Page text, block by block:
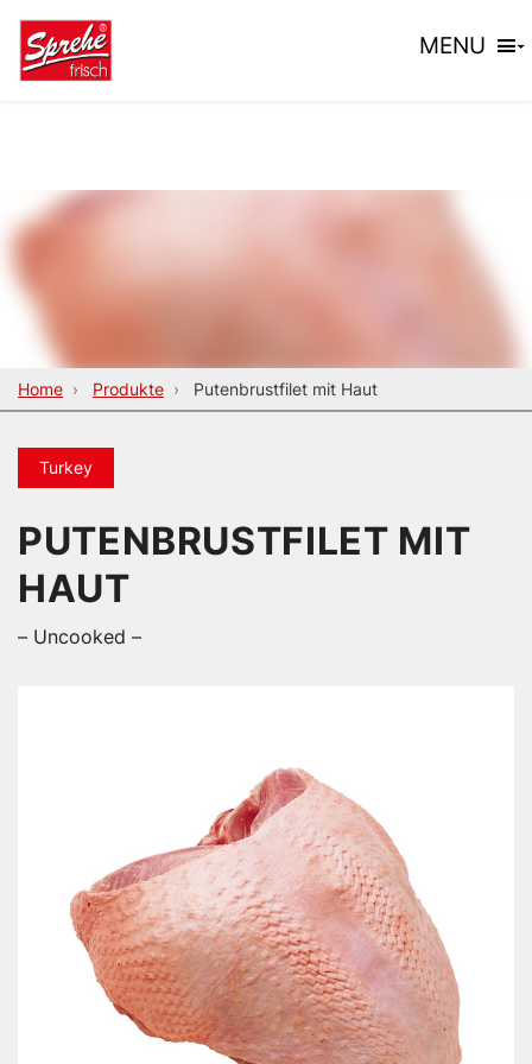
MENU
Home Produkte Puten­brustfilet mit Haut
Turkey
PUTEN­BRUSTFILET MIT
HAUT
Uncooked